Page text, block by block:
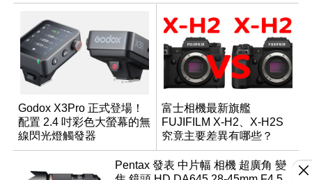
Godox X3Pro 正式登場！
配置 2.4 吋彩色大螢幕的無
線閃光燈觸發器
富士相機最新旗艦
FUJIFILM X-H2、X-H2S
究竟主要差異有哪些？
Pentax 發表 中片幅 相機 超廣角 變